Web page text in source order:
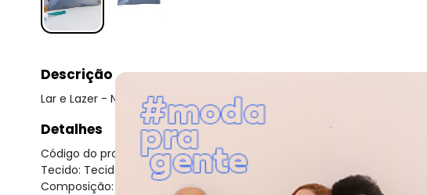
Descrição
Lar e Lazer - Necessaire Média Cinza
Detalhes
Código do produto: 3168564
Tecido: Tecido
Composição: Tecido